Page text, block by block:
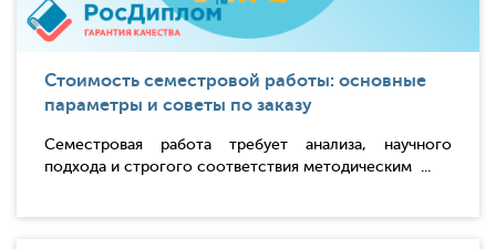
Стоимость семестровой работы: основные
параметры и советы по заказу
Семестровая работа требует анализа, научного
подхода и строгого соответствия методическим ...